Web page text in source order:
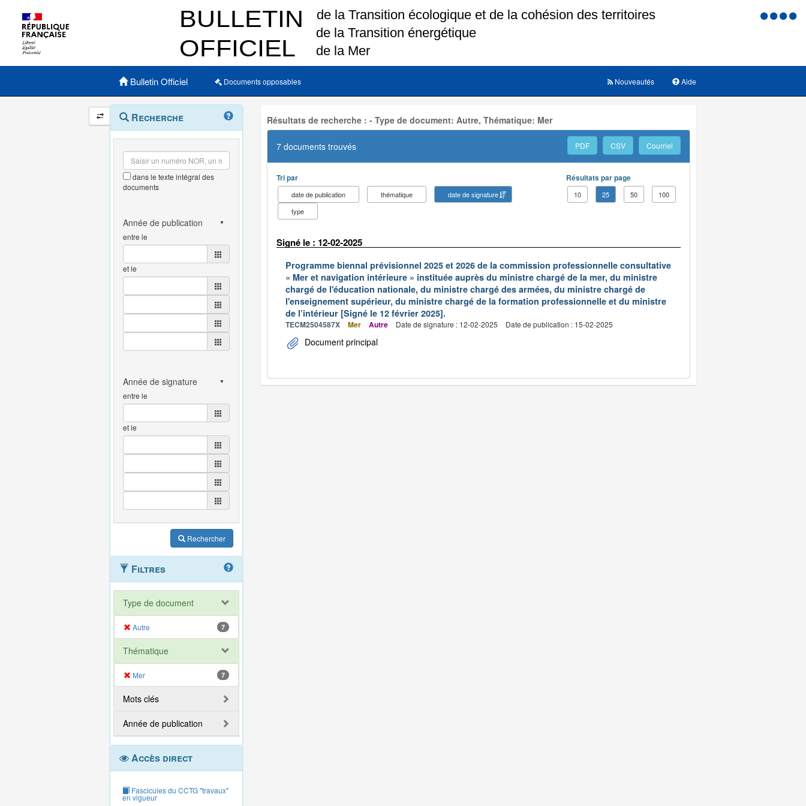
Menu
Menu principal
Bulletin Officiel Documents opposables Aide
Nouveautés
Navigation
et
outils
annexes
Menu
contextuel
Recherche
dans le texte intégral des
documents
entre le
et le
entre le
et le
Rechercher
Filtres
Type de document
Autre 7
Thématique
Mer 7
Mots clés
Année de publication
Accès direct
Fascicules du CCTG "travaux"
en vigueur
Résultats de recherche : - Type de document: Autre, Thématique: Mer
7 documents trouvés PDF CSV Courriel
Tri par
date de publication thématique
date de signature
type
Résultats par page
10 25 50 100
Signé le : 12-02-2025
Programme biennal prévisionnel 2025 et 2026 de la commission professionnelle consultative
« Mer et navigation intérieure » instituée auprès du ministre chargé de la mer, du ministre
chargé de l'éducation nationale, du ministre chargé des armées, du ministre chargé de
l'enseignement supérieur, du ministre chargé de la formation professionnelle et du ministre
de l’intérieur [Signé le 12 février 2025].
TECM2504587X Mer Autre Date de signature : 12-02-2025 Date de publication : 15-02-2025
Document principal